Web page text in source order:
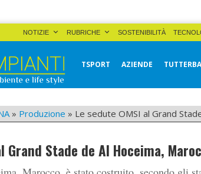
NOTIZIE RUBRICHE SOSTENIBILITÀ
TSPORT AZIENDE TUTTERBA
» Produzione » Le sedute OMSI al Grand
Grand Stade de Al Hoceima,